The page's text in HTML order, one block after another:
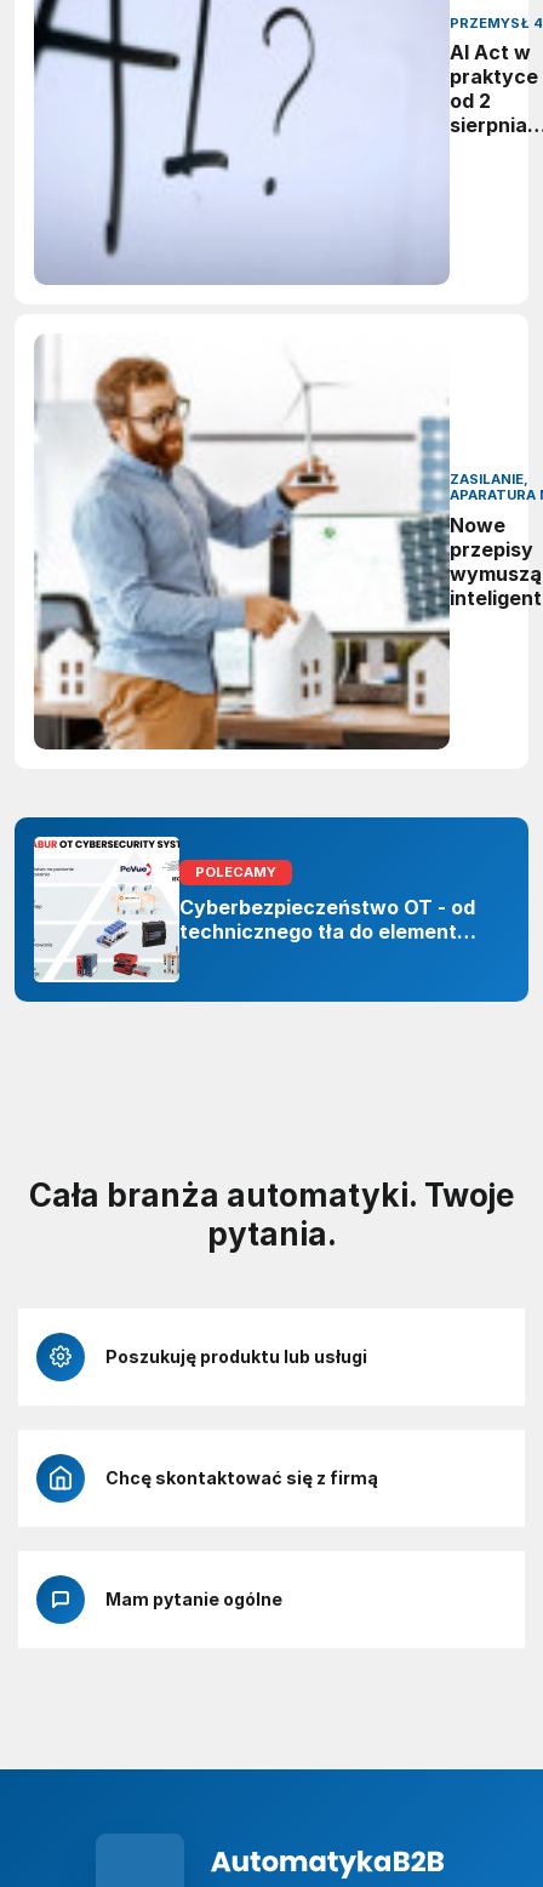
PRZEMYSŁ
AI Act w
praktyce
od 2
sierpnia
ZASILANIE,
APARATURA
Nowe
przepisy
wymuszą
POLECAMY
Cyberbezpieczeństwo OT - od
technicznego tła do elementu
Cała branża automatyki. Twoje
pytania.
Poszukuję produktu lub usługi
Chcę skontaktować się z firmą
Mam pytanie ogólne